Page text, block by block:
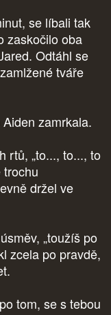
se líbali tak
zaskočilo oba
Odtáhl se
tváře
zamrkala.
rtů, „to..., to..., to
držel ve
„toužíš po
zcela po pravdě,
tom, se s tebou